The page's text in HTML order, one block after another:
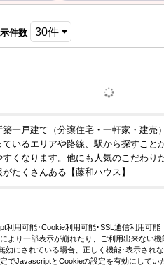
件数
一戸建て（分譲住宅・一軒家・建
いるエリアや路線、駅から探すこ
くなります。他にも人気のこだわ
たくさんある【藤和ハウス】
利用可能･Cookie利用可能･SSL通信利用可能
り一部表示が崩れたり、ご利用出来ない機
にされている場合、正しく機能･表示されな
JavascriptとCookieの設定を有効にしてい